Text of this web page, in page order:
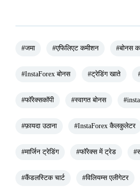
#जमा #एफिलिएट कमीशन #बोनस
#InstaForex बोनस #ट्रेडिंग खाते
#फॉरेक्सकॉपी #स्वागत बोनस
#फ़ायदा उठाना #InstaForex कैलकुलेटर
#मार्जिन ट्रेडिंग #फॉरेक्स में ट्रेड
#कैंडलस्टिक चार्ट #विलियम्स एलीगेटर